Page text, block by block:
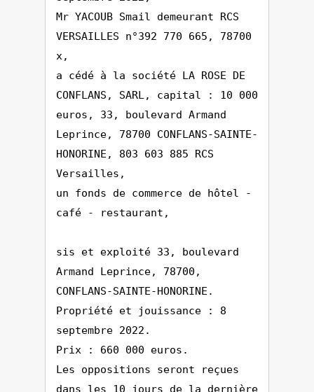
Mr YACOUB Smail demeurant RCS
VERSAILLES n°392 770 665, 78700
x,
a cédé à la société LA ROSE DE
CONFLANS, SARL, capital : 10 000
euros, 33, boulevard Armand
Leprince, 78700 CONFLANS-SAINTE-
HONORINE, 803 603 885 RCS
Versailles,
un fonds de commerce de hôtel -
café - restaurant,
sis et exploité 33, boulevard
Armand Leprince, 78700,
CONFLANS-SAINTE-HONORINE.
Propriété et jouissance : 8
septembre 2022.
Prix : 660 000 euros.
Les oppositions seront reçues
dans les 10 jours de la dernière